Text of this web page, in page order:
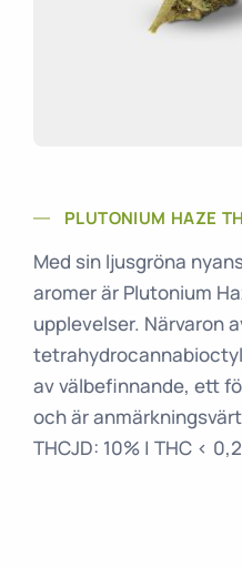
PLUTONIUM HAZE
Med sin ljusgröna
aromer är Plutonium
upplevelser. Närvaron
av välbefinnande, ett
och är
THCJD: 10% | THC <